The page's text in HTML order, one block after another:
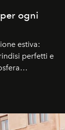
ogni
estiva:
perfetti e